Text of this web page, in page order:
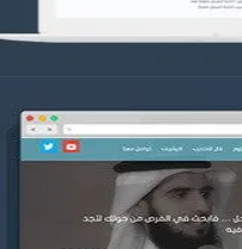
الحزيمي